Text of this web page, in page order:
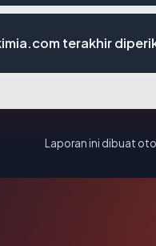
terakhir
Laporan ini dibuat